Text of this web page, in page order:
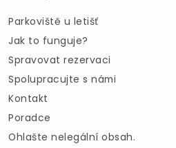
Parkoviště u letišť
Jak to funguje?
Spravovat rezervaci
Spolupracujte s námi
Kontakt
Poradce
Ohlašte nelegální obsah.